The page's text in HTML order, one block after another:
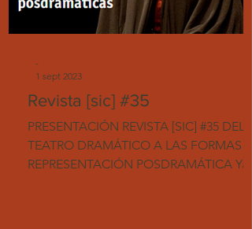
Revista [sic] #35
PRESENTACIÓN REVISTA [SIC] #35 DEL
TEATRO DRAMÁTICO A LAS FORMAS
REPRESENTACIÓN POSDRAMÁTICA Ya
-
1 sept 2023